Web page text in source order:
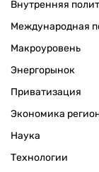
Внутренняя
Международная
Макроуровень
Энергорынок
Приватизация
Экономика
Наука
Технологии